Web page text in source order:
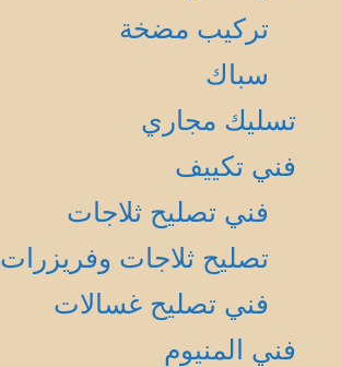
تركيب مضخة
سباك
تسليك مجاري
فني تكييف
فني تصليح ثلاجات
تصليح ثلاجات وفريزرات
فني تصليح غسالات
فني المنيوم